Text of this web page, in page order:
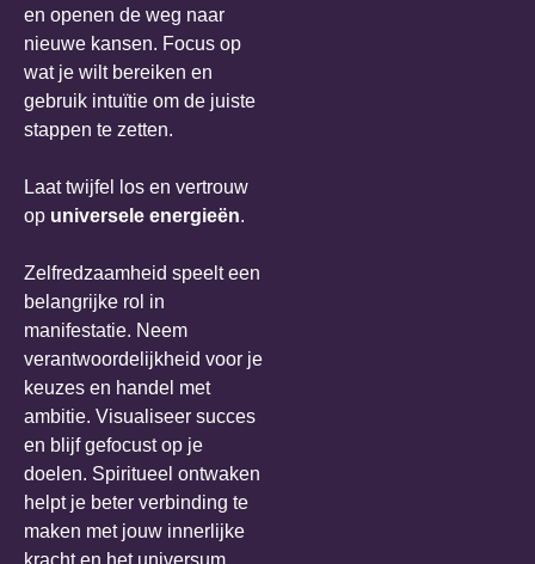
en openen de weg naar
nieuwe kansen. Focus op
wat je wilt bereiken en
gebruik intuïtie om de juiste
stappen te zetten.
Laat twijfel los en vertrouw
op universele energieën.
Zelfredzaamheid speelt een
belangrijke rol in
manifestatie. Neem
verantwoordelijkheid voor je
keuzes en handel met
ambitie. Visualiseer succes
en blijf gefocust op je
doelen. Spiritueel ontwaken
helpt je beter verbinding te
maken met jouw innerlijke
kracht en het universum.